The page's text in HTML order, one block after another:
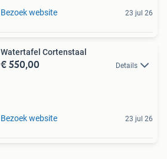
Bezoek website 23 jul 26
Watertafel Cortenstaal
€ 550,00 Details
Bezoek website 23 jul 26